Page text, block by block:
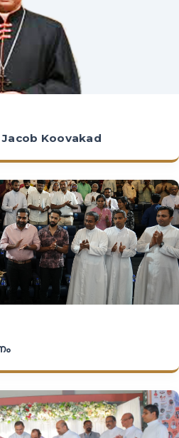
Koovakad